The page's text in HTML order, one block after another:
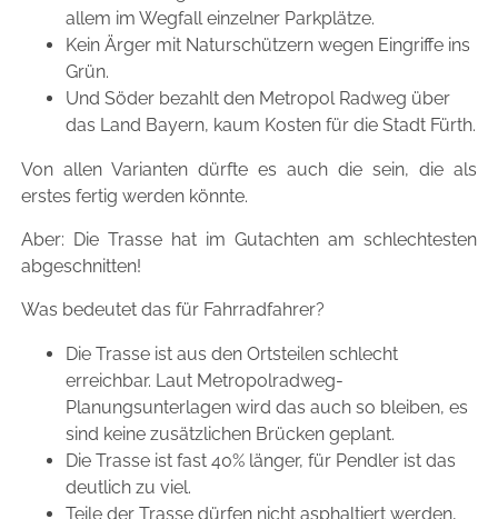
allem im Wegfall einzelner Parkplätze.
Kein Ärger mit Naturschützern wegen Eingriffe ins
Grün.
Und Söder bezahlt den Metropol Radweg über
das Land Bayern, kaum Kosten für die Stadt Fürth.
Von allen Varianten dürfte es auch die sein, die als
erstes fertig werden könnte.
Aber: Die Trasse hat im Gutachten am schlechtesten
abgeschnitten!
Was bedeutet das für Fahrradfahrer?
Die Trasse ist aus den Ortsteilen schlecht
erreichbar. Laut Metropolradweg-
Planungsunterlagen wird das auch so bleiben, es
sind keine zusätzlichen Brücken geplant.
Die Trasse ist fast 40% länger, für Pendler ist das
deutlich zu viel.
Teile der Trasse dürfen nicht asphaltiert werden,